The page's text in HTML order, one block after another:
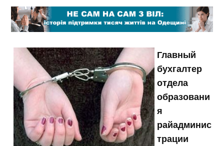
Главный
бухгалтер
отдела
образовани
я
райадминис
трации